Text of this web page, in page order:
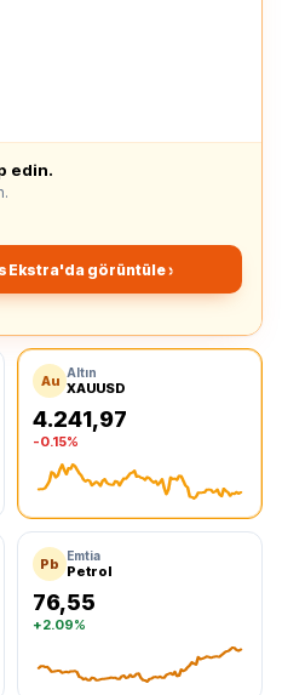
edin.
Ekstra'da görüntüle ›
Au Altın
XAUUSD
4.241,97
-0.15%
Pb Emtia
Petrol
76,55
+2.09%